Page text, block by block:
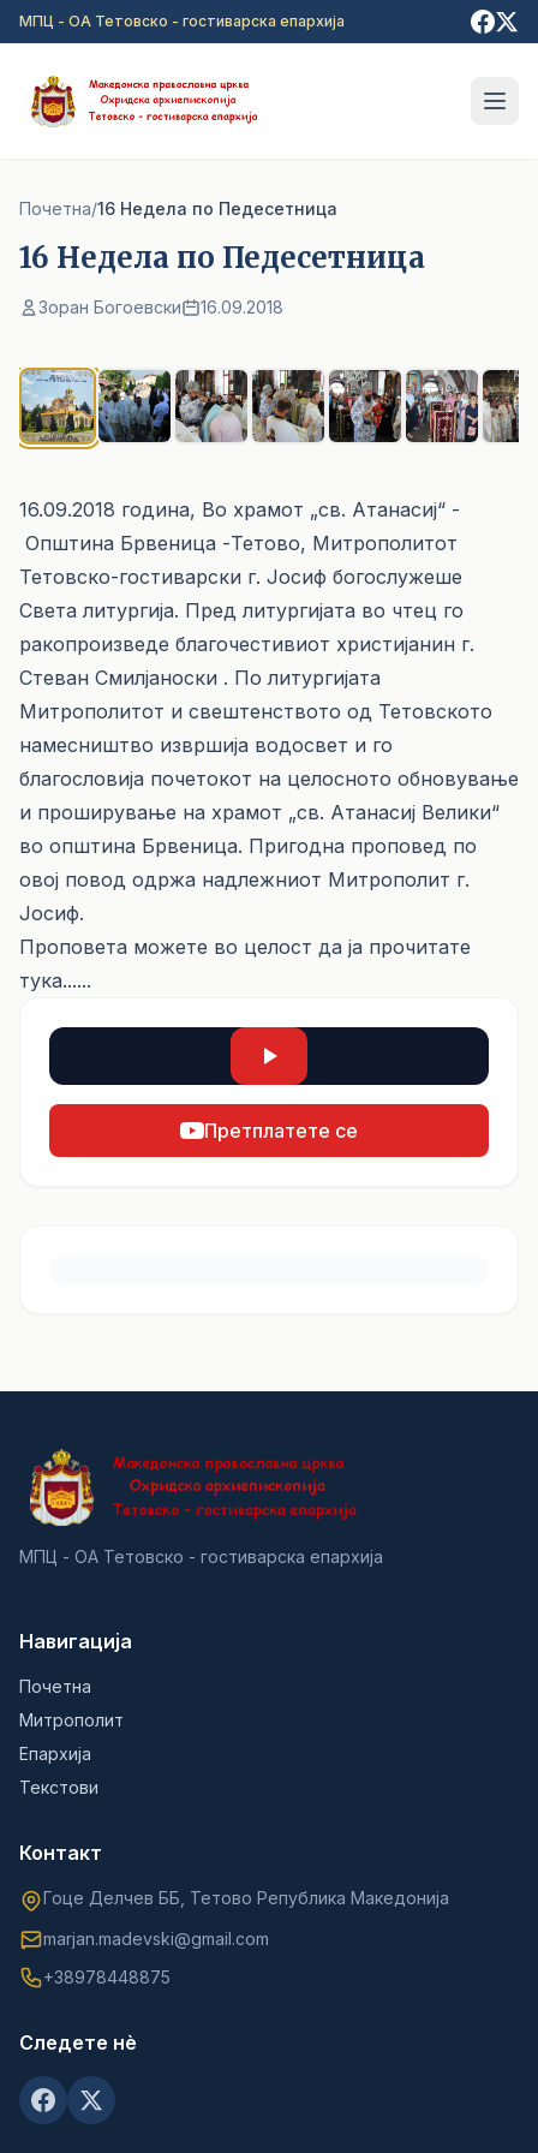
Прејди на главна содржина
МПЦ - ОА Тетовско - гостиварска епархија
Почетна/16 Недела по Педесетница
16 Недела по Педесетница
Зоран Богоевски 16.09.2018
16.09.2018 година, Во храмот „св. Атанасиј“ -
Општина Брвеница -Тетово, Митрополитот
Тетовско-гостиварски г. Јосиф богослужеше
Света литургија. Пред литургијата во чтец го
ракопроизведе благочестивиот христијанин г.
Стеван Смилјаноски . По литургијата
Митрополитот и свештенството од Тетовското
намесништво извршија водосвет и го
благословија почетокот на целосното обновување
и проширување на храмот „св. Атанасиј Велики“
во општина Брвеница. Пригодна проповед по
овој повод одржа надлежниот Mитрополит г.
Јосиф.
Проповета можете во целост да ја прочитате
тука......
Претплатете се
МПЦ - ОА Тетовско - гостиварска епархија
Навигација
Почетна
Митрополит
Епархија
Текстови
Контакт
Гоце Делчев ББ, Тетово Република Македонија
marjan.madevski@gmail.com
+38978448875
Следете нè